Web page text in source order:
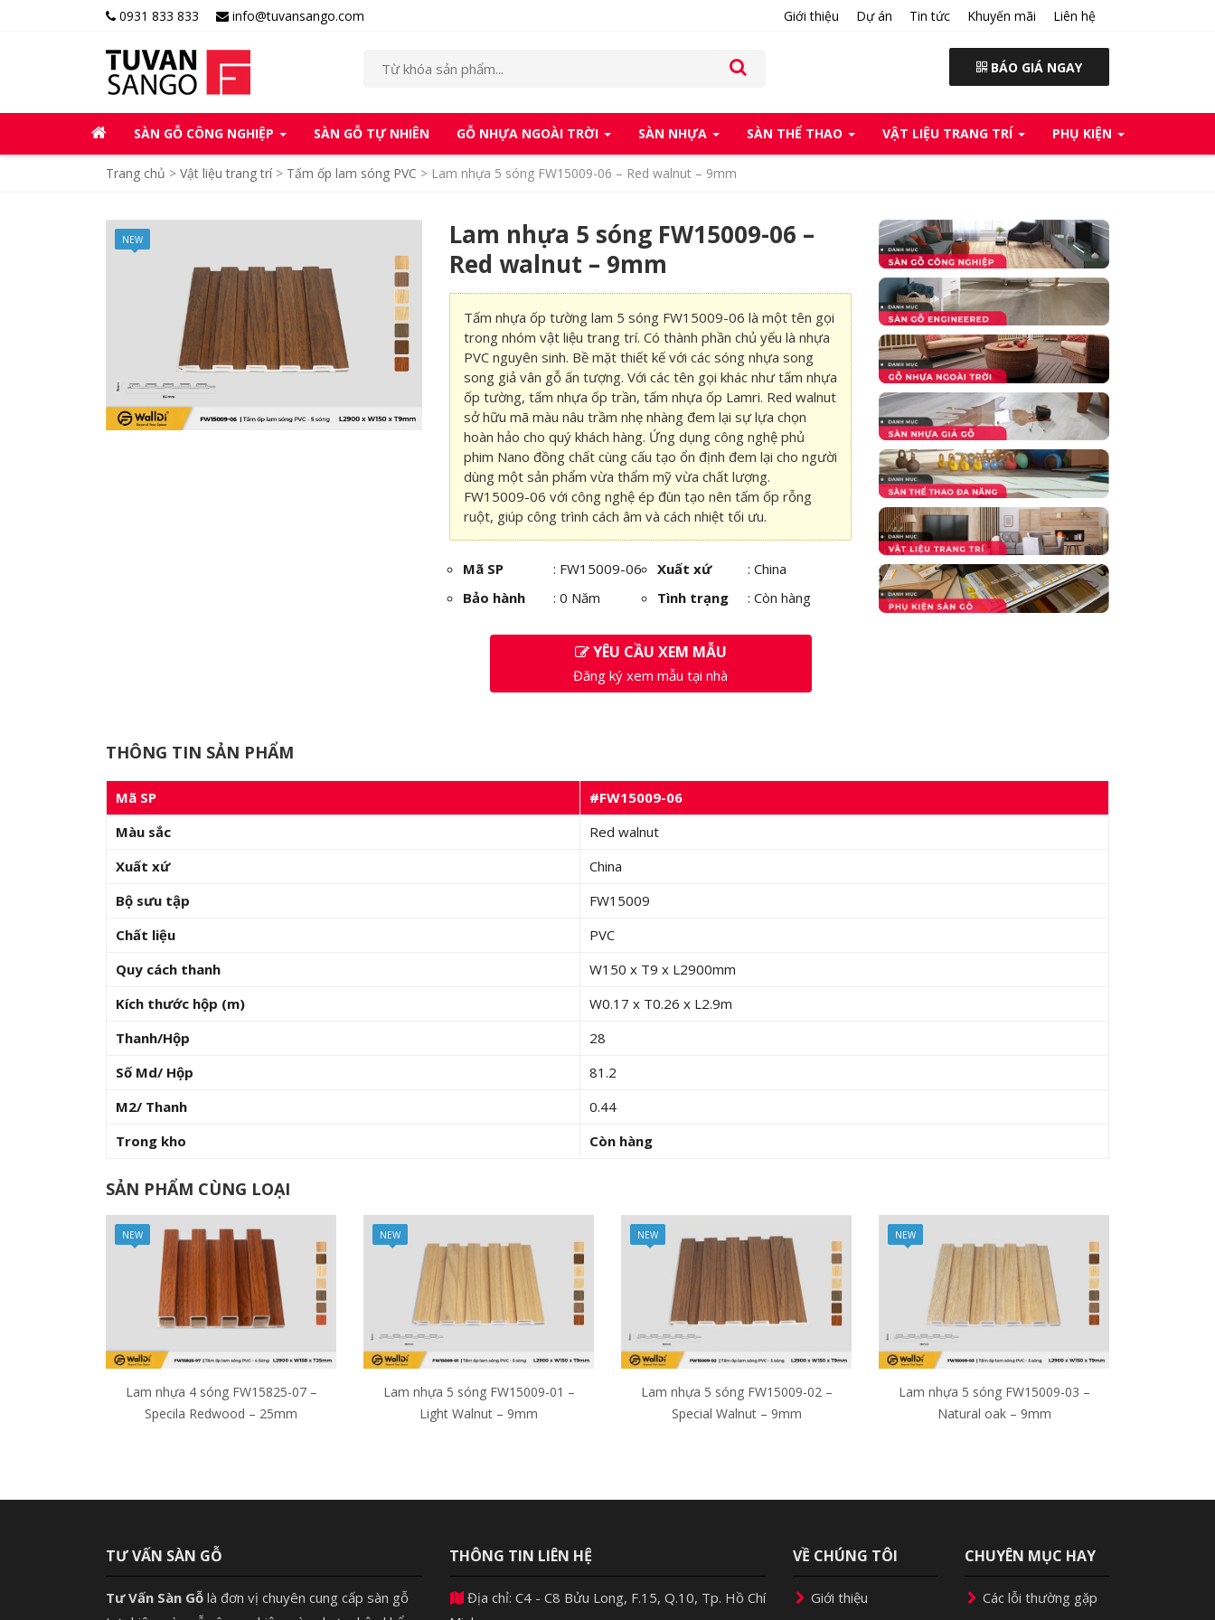
0931 833 833 info@tuvansango.com Giới thiệu Dự án Tin tức Khuyến mãi Liên hệ
BÁO GIÁ NGAY
SÀN GỖ CÔNG NGHIỆP SÀN GỖ TỰ NHIÊN GỖ NHỰA NGOÀI TRỜI SÀN NHỰA SÀN THỂ THAO VẬT LIỆU TRANG TRÍ PHỤ KIỆN
Trang chủ > Vật liệu trang trí> Tấm ốp lam sóng PVC > Lam nhựa 5 sóng FW15009-06 – Red walnut – 9mm
NEW
Lam nhựa 5 sóng FW15009-06 –
Red walnut – 9mm
Tấm nhựa ốp tường lam 5 sóng FW15009-06 là một tên gọi
trong nhóm vật liệu trang trí. Có thành phần chủ yếu là nhựa
PVC nguyên sinh. Bề mặt thiết kế với các sóng nhựa song
song giả vân gỗ ấn tượng. Với các tên gọi khác như tấm nhựa
ốp tường, tấm nhựa ốp trần, tấm nhựa ốp Lamri. Red walnut
sở hữu mã màu nâu trầm nhẹ nhàng đem lại sự lựa chọn
hoàn hảo cho quý khách hàng. Ứng dụng công nghệ phủ
phim Nano đồng chất cùng cấu tạo ổn định đem lại cho người
dùng một sản phẩm vừa thẩm mỹ vừa chất lượng.
FW15009-06 với công nghệ ép đùn tạo nên tấm ốp rỗng
ruột, giúp công trình cách âm và cách nhiệt tối ưu.
Mã SP : FW15009-06 Xuất xứ
: China
Bảo hành
: 0 Năm Tình trạng : Còn hàng
YÊU CẦU XEM MẪU
Đăng ký xem mẫu tại nhà
THÔNG TIN SẢN PHẨM
Mã SP
#FW15009-06
Màu sắc
Red walnut
Xuất xứ
China
Bộ sưu tập
FW15009
Chất liệu
PVC
Quy cách thanh
W150 x T9 x L2900mm
Kích thước hộp (m)
W0.17 x T0.26 x L2.9m
Thanh/Hộp
28
Số Md/ Hộp
81.2
M2/ Thanh
0.44
Trong kho
Còn hàng
SẢN PHẨM CÙNG LOẠI
NEW
Lam nhựa 4 sóng FW15825-07 –
Specila Redwood – 25mm
NEW
Lam nhựa 5 sóng FW15009-01 –
Light Walnut – 9mm
NEW
Lam nhựa 5 sóng FW15009-02 –
Special Walnut – 9mm
NEW
Lam nhựa 5 sóng FW15009-03 –
Natural oak – 9mm
TƯ VẤN SÀN GỖ
Tư Vấn Sàn Gỗ là đơn vị chuyên cung cấp sàn gỗ
THÔNG TIN LIÊN HỆ
Địa chỉ: C4 - C8 Bửu Long, F.15, Q.10, Tp. Hồ Chí
VỀ CHÚNG TÔI
Giới thiệu
CHUYÊN MỤC HAY
Các lỗi thường gặp